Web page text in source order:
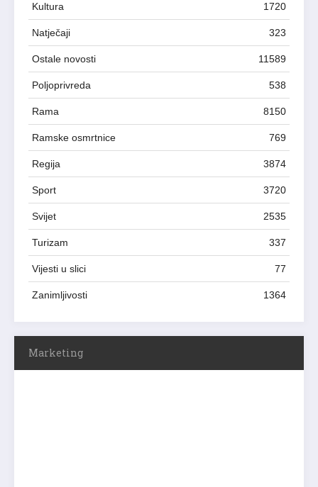
Kultura 1720
Natječaji 323
Ostale novosti 11589
Poljoprivreda 538
Rama 8150
Ramske osmrtnice 769
Regija 3874
Sport 3720
Svijet 2535
Turizam 337
Vijesti u slici 77
Zanimljivosti 1364
Marketing